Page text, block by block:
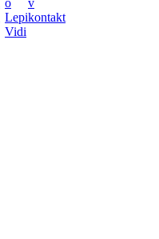
Lepi
Vidi
kontakt